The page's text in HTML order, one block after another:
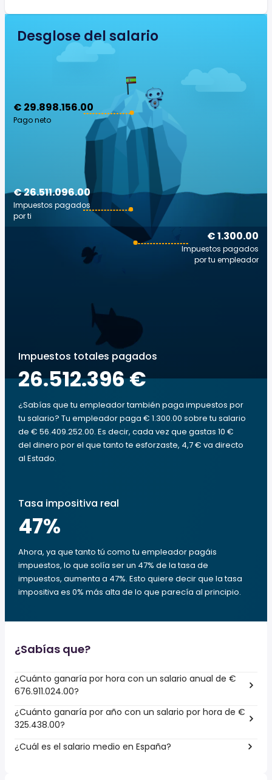
Desglose del salario
€ 29.898.156.00
Pago neto
€ 1.300.00
Impuestos pagados
por tu empleador
€ 26.511.096.00
Impuestos pagados
por ti
Impuestos totales pagados
26.512.396 €
¿Sabías que tu empleador también paga impuestos por
tu salario? Tu empleador paga € 1.300.00 sobre tu salario
de € 56.409.252.00. Es decir, cada vez que gastas 10 €
del dinero por el que tanto te esforzaste, 4,7 € va directo
al Estado.
Tasa impositiva real
47%
Ahora, ya que tanto tú como tu empleador pagáis
impuestos, lo que solía ser un 47% de la tasa de
impuestos, aumenta a 47%. Esto quiere decir que la tasa
impositiva es 0% más alta de lo que parecía al principio.
¿Sabías que?
¿Cuánto ganaría por hora con un salario anual de €
676.911.024.00?
¿Cuánto ganaría por año con un salario por hora de €
325.438.00?
¿Cuál es el salario medio en España?